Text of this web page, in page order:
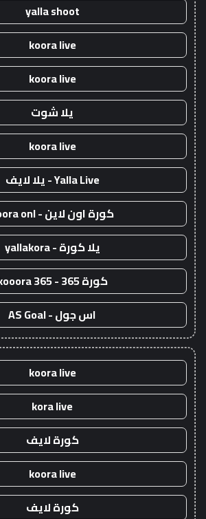
yalla shoot
koora live
koora live
يلا شوت
koora live
Yalla Live - يلا لايف
كورة اون لاين - koora onl
يلا كورة - yallakora
كورة 365 - kooora 365
اس جول - AS Goal
koora live
kora live
كورة لايف
koora live
كورة لايف